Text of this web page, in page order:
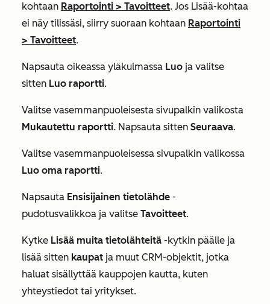
kohtaan Raportointi > Tavoitteet. Jos Lisää-kohtaa
ei näy tilissäsi, siirry suoraan kohtaan Raportointi
> Tavoitteet.
Napsauta oikeassa yläkulmassa Luo ja valitse
sitten Luo raportti.
Valitse vasemmanpuoleisesta sivupalkin valikosta
Mukautettu raportti. Napsauta sitten Seuraava.
Valitse vasemmanpuoleisessa sivupalkin valikossa
Luo oma raportti.
Napsauta Ensisijainen tietolähde -
pudotusvalikkoa ja valitse Tavoitteet.
Kytke Lisää muita tietolähteitä -kytkin päälle ja
lisää sitten kaupat ja muut CRM-objektit, jotka
haluat sisällyttää kauppojen kautta, kuten
yhteystiedot tai yritykset.